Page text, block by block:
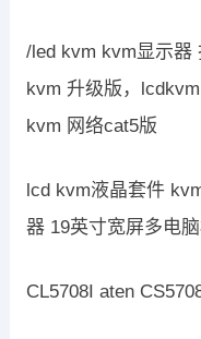
/led kvm kvm显示器
kvm 升级版，
kvm 网络cat5版
lcd kvm液晶套件
器 19英寸宽屏多电
CL5708I aten